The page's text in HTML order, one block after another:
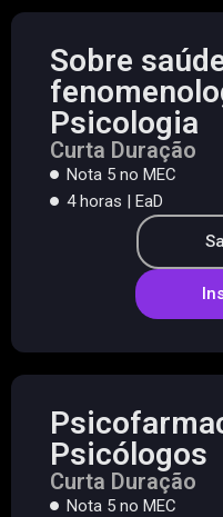
Sobre
Psicologia
Curta Duração
Nota 5 no MEC
4 horas | EaD
Psicólogos
Curta Duração
Nota 5 no MEC